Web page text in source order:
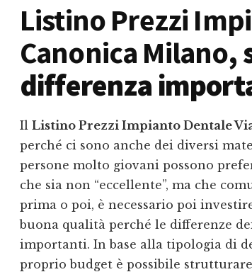
Listino Prezzi
Canonica Milano,
differenza
Il Listino Prezzi Impianto Dentale
perché ci sono anche dei diversi
persone molto giovani possono
che sia non “eccellente”, ma che
prima o poi, è necessario poi
buona qualità perché le differenze
importanti. In base alla tipologia di
proprio budget è possibile